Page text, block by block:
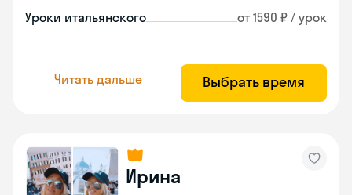
Уроки итальянского от 1590 ₽ / урок
Читать дальше Выбрать время
Ирина